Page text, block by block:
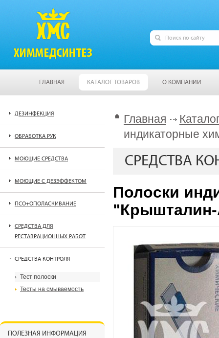
ГЛАВНАЯ КАТАЛОГ ТОВАРОВ О КОМПАНИИ
Главная
индикаторные
СРЕДСТВА
Полоски
ДЕЗИНФЕКЦИЯ
ОБРАБОТКА РУК
МОЮЩИЕ СРЕДСТВА
МОЮЩИЕ С ДЕЗЭФФЕКТОМ
ПСО+ОПОЛАСКИВАНИЕ
СРЕДСТВА ДЛЯ
РЕСТАВРАЦИОННЫХ РАБОТ
СРЕДСТВА КОНТРОЛЯ
Тест полоски
Тесты на смываемость
ПОЛЕЗНАЯ ИНФОРМАЦИЯ